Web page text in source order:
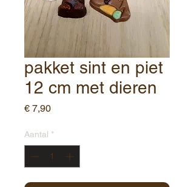
pakket sint en piet
12 cm met dieren
€ 7,90Prijs
Aantal *